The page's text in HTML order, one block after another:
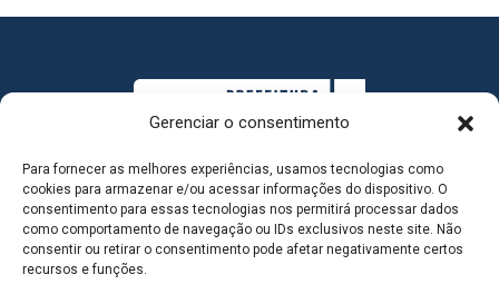
Gerenciar o consentimento
Para fornecer as melhores experiências, usamos tecnologias como
cookies para armazenar e/ou acessar informações do dispositivo. O
consentimento para essas tecnologias nos permitirá processar dados
como comportamento de navegação ou IDs exclusivos neste site. Não
consentir ou retirar o consentimento pode afetar negativamente certos
recursos e funções.
MAPA DO SITE